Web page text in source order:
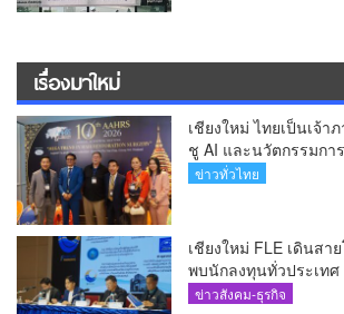
เรื่องมาใหม่
เชียงใหม่ ไทยเป็นเจ้า
ชู AI และนวัตกรรมกา
Medical Hub และศูนย์
ข่าวทั่วไทย
เชียงใหม่ FLE เดินสา
พบนักลงทุนทั่วประเท
ผู้นำธุรกิจระบบน้ำครบ
ข่าวสังคม-ธุรกิจ